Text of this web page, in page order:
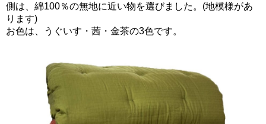
側は、綿100％の無地に近い物を選びました。(地模様があ
ります)
お色は、うぐいす・茜・金茶の3色です。